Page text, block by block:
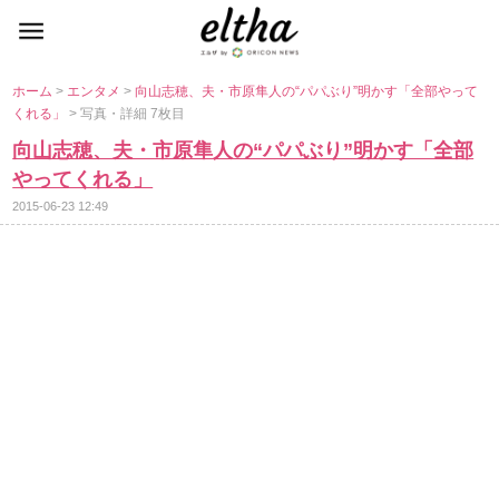
ホーム> エンタメ>向山志穂、夫・市原隼人の“パパぶり”明かす「全部やって
くれる」> 写真・詳細 7枚目
向山志穂、夫・市原隼人の“パパぶり”明かす「全部
ってくれる」
2015-06-23 12:49